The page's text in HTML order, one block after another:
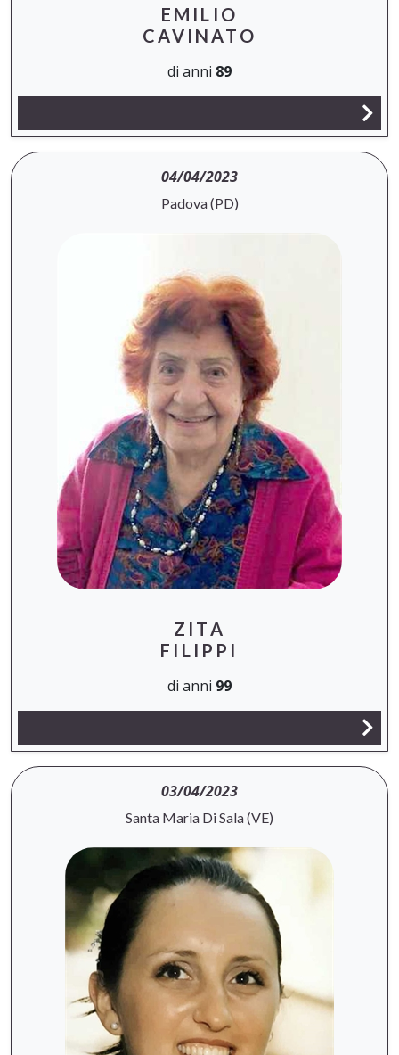
EMILIO
CAVINATO
di anni 89
04/04/2023
Padova (PD)
ZITA
FILIPPI
di anni 99
03/04/2023
Santa Maria Di Sala (VE)